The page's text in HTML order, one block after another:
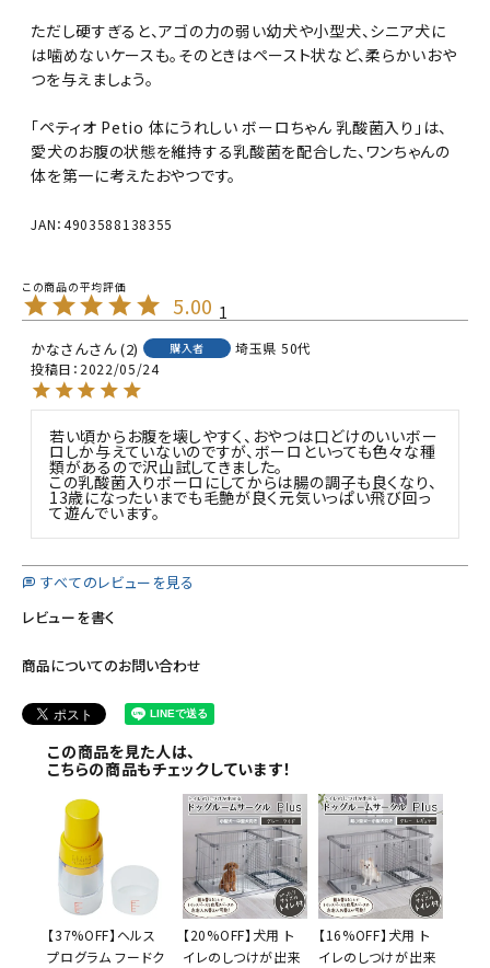
ただし硬すぎると、アゴの力の弱い幼犬や小型犬、シニア犬に
は噛めないケースも。そのときはペースト状など、柔らかいおや
つを与えましょう。
「ペティオ Petio 体にうれしい ボーロちゃん 乳酸菌入り」は、
愛犬のお腹の状態を維持する乳酸菌を配合した、ワンちゃんの
体を第一に考えたおやつです。
JAN：4903588138355
5.00 1
かなさん 2 購入者 埼玉県 50代
投稿日 2022/05/24
若い頃からお腹を壊しやすく、おやつは口どけのいいボー
ロしか与えていないのですが、ボーロといっても色々な種
類があるので沢山試してきました。
この乳酸菌入りボーロにしてからは腸の調子も良くなり、
13歳になったいまでも毛艶が良く元気いっぱい飛び回っ
て遊んでいます。
すべてのレビューを見る
レビューを書く
商品についてのお問い合わせ
この商品を見た人は、
こちらの商品もチェックしています！
【37%OFF】ヘルス
プログラム フードク
【20%OFF】犬用 ト
イレのしつけが出来
【16%OFF】犬用 ト
イレのしつけが出来